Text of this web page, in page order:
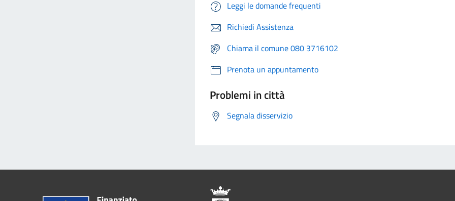
Leggi le domande frequenti
Richiedi Assistenza
Chiama il comune 080 3716102
Prenota un appuntamento
Problemi in città
Segnala disservizio